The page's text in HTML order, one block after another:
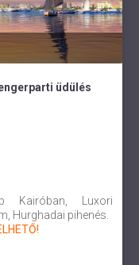
üdülés
Kairóban, Luxori
Hurghadai pihenés.